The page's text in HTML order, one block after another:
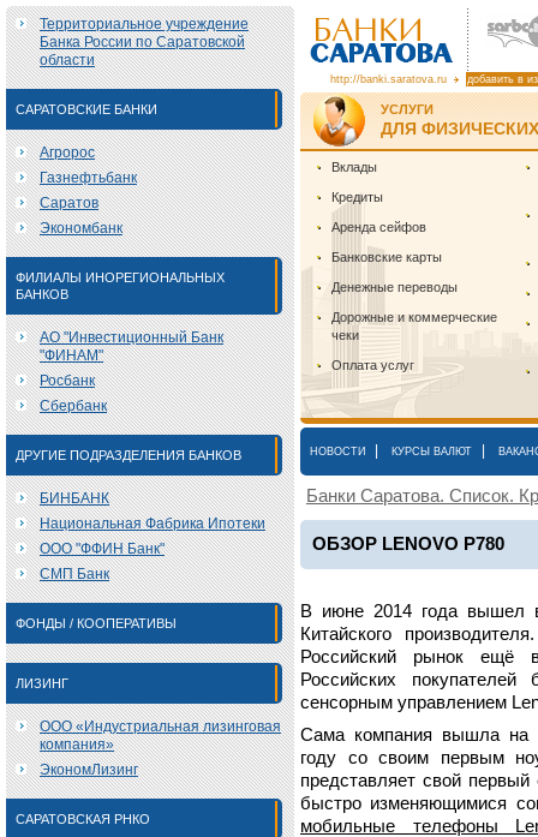
Территориальное учреждение
Банка России по Саратовской
области
САРАТОВСКИЕ БАНКИ
Агророс
Газнефтьбанк
Саратов
Экономбанк
ФИЛИАЛЫ ИНОРЕГИОНАЛЬНЫХ
БАНКОВ
АО "Инвестиционный Банк
"ФИНАМ"
Росбанк
Сбербанк
ДРУГИЕ ПОДРАЗДЕЛЕНИЯ БАНКОВ
БИНБАНК
Национальная Фабрика Ипотеки
ООО "ФФИН Банк"
СМП Банк
ФОНДЫ / КООПЕРАТИВЫ
ЛИЗИНГ
ООО «Индустриальная лизинговая
компания»
ЭкономЛизинг
САРАТОВСКАЯ РНКО
http://banki.saratova.ru добавить в
УСЛУГИ
ДЛЯ
Вклады
Кредиты
Аренда сейфов
Банковские карты
Денежные переводы
Дорожные и коммерческие
чеки
Оплата услуг
НОВОСТИ КУРСЫ ВАЛЮТ
Банки Саратова. Список.
ОБЗОР LENOVO P780
В июне 2014 года вышел
Китайского
Российский рынок ещё
Российских
сенсорным управлением
Сама компания вышла на
году со своим первым
представляет свой
быстро изменяющимися
мобильные телефоны